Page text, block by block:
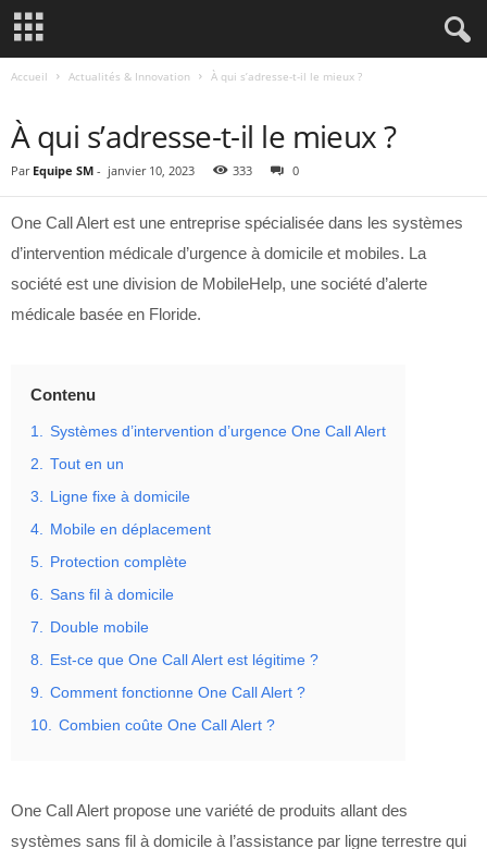
Accueil Actualités & Innovation À qui s’adresse-t-il le mieux ?
À qui s’adresse-t-il le mieux ?
Par Equipe SM - janvier 10, 2023 333 0
One Call Alert est une entreprise spécialisée dans les systèmes
d’intervention médicale d’urgence à domicile et mobiles. La
société est une division de MobileHelp, une société d’alerte
médicale basée en Floride.
Contenu
1. Systèmes d’intervention d’urgence One Call Alert
2. Tout en un
3. Ligne fixe à domicile
4. Mobile en déplacement
5. Protection complète
6. Sans fil à domicile
7. Double mobile
8. Est-ce que One Call Alert est légitime ?
9. Comment fonctionne One Call Alert ?
10. Combien coûte One Call Alert ?
One Call Alert propose une variété de produits allant des
systèmes sans fil à domicile à l’assistance par ligne terrestre qui